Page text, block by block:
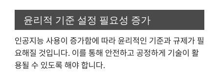
윤리적 기준 설정 필요성 증가
인공지능 사용이 증가함에 따라 윤리적인 기준과 규제가 필
요해질 것입니다. 이를 통해 안전하고 공정하게 기술이 활
용될 수 있도록 해야 합니다.